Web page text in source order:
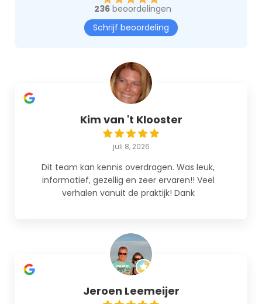
236beoordelingen
Schrijf beoordeling
Kim van 't Klooster
juli 8, 2026
Dit team kan kennis overdragen. Was leuk,
informatief, gezellig en zeer ervaren!! Veel
verhalen vanuit de praktijk! Dank
Jeroen Leemeijer